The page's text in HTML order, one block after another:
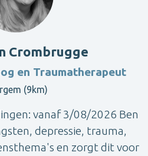
Crombrugge
en Traumatherapeut
(9km)
vanaf 3/08/2026 Ben
depressie, trauma,
en zorgt dit voor